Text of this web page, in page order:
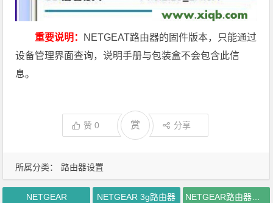
所属分类： 路由器设置
重要说明： NETGEAT路由器的固件版本，只能通过
设备管理界面查询，说明手册与包装盒不会包含此信
息。
赞0 赏 分享
NETGEAR NETGEAR 3g路由器 NETGEAR路由器官网